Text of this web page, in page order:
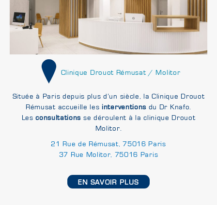
Clinique Drouot Rémusat / Molitor
Située à Paris depuis plus d’un siècle, la Clinique Drouot
Rémusat accueille lesinterventions du Dr Knafo.
Lesconsultations se déroulent à la clinique Drouot
Molitor.
21 Rue de Rémusat, 75016 Paris
37 Rue Molitor, 75016 Paris
EN SAVOIR PLUS